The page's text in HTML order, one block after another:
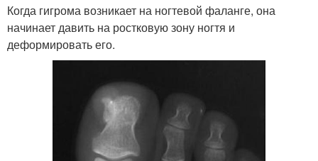
Когда гигрома возникает на ногтевой фаланге, она
начинает давить на ростковую зону ногтя и
деформировать его.